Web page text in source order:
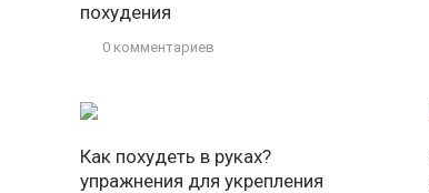
похудения
0 комментариев
Как похудеть в руках?
упражнения для укрепления